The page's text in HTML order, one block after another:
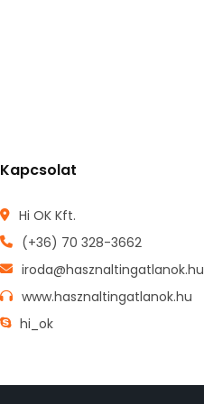
Kapcsolat
Hi OK Kft.
(+36) 70 328-3662
iroda@hasznaltingatlanok.hu
www.hasznaltingatlanok.hu
hi_ok